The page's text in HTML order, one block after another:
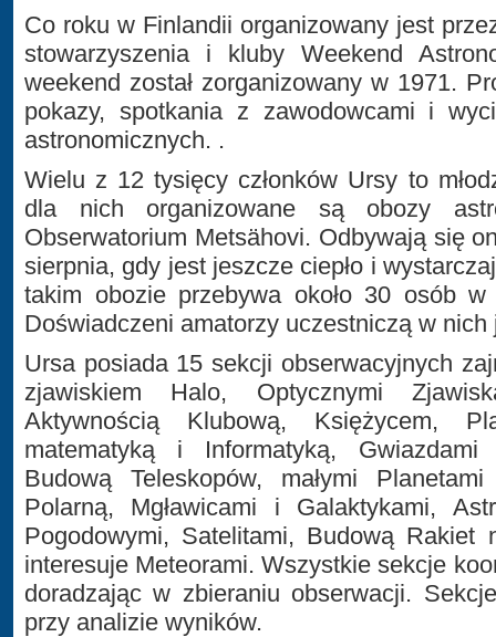
Co roku w Finlandii organizowany jest
stowarzyszenia i kluby Weekend
weekend został zorganizowany w 1971.
pokazy, spotkania z zawodowcami i
astronomicznych. .
Wielu z 12 tysięcy członków Ursy to
dla nich organizowane są obozy
Obserwatorium Metsähovi. Odbywają się
sierpnia, gdy jest jeszcze ciepło i
takim obozie przebywa około 30 osób
Doświadczeni amatorzy uczestniczą w nich
Ursa posiada 15 sekcji obserwacyjnych
zjawiskiem Halo, Optycznymi
Aktywnością Klubową, Księżycem,
matematyką i Informatyką,
Budową Teleskopów, małymi
Polarną, Mgławicami i Galaktykami,
Pogodowymi, Satelitami, Budową
interesuje Meteorami. Wszystkie sekcje
doradzając w zbieraniu obserwacji.
przy analizie wyników.